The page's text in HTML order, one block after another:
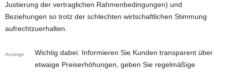
Justierung der vertraglichen Rahmenbedingungen) und
Beziehungen so trotz der schlechten wirtschaftlichen Stimmung
aufrechtzuerhalten.
Anzeige
Wichtig dabei: Informieren Sie Kunden transparent über
etwaige Preiserhöhungen, geben Sie regelmäßige